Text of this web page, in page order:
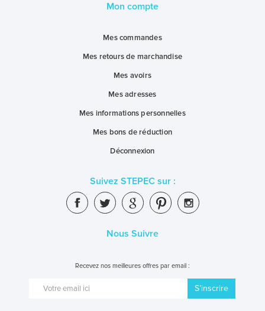
Mon compte
Mes commandes
Mes retours de marchandise
Mes avoirs
Mes adresses
Mes informations personnelles
Mes bons de réduction
Déconnexion
Suivez STEPEC sur :
Nous Suivre
Recevez nos meilleures offres par email :
S’inscrire